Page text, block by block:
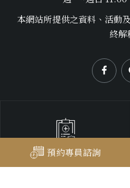
本網站所提供之資料、活動
終解
個人健檢預約
04 2255 2555#666
預約專員諮詢